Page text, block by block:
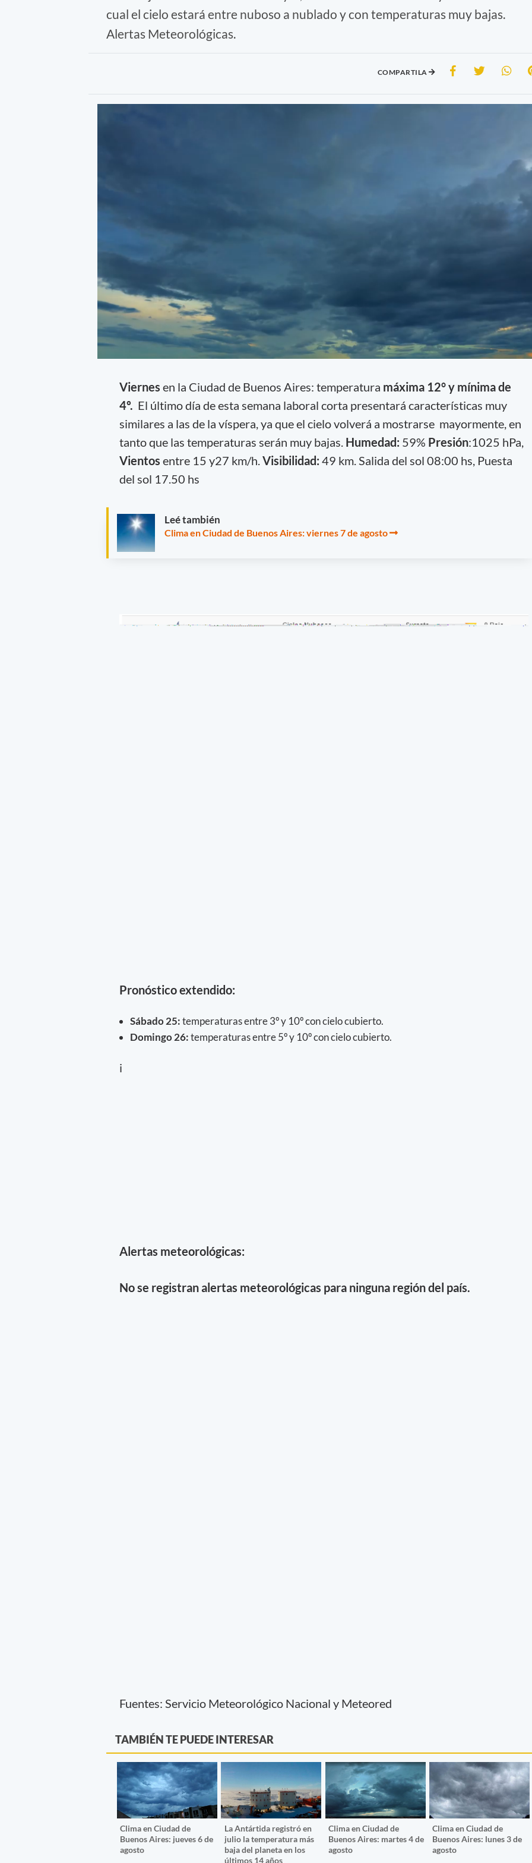
cual el cielo estará entre nuboso a nublado y con temperaturas muy bajas.
Alertas Meteorológicas.
COMPARTILA
Viernes en la Ciudad de Buenos Aires: temperatura máxima 12° y mínima de
4º. El último día de esta semana laboral corta presentará características muy
similares a las de la víspera, ya que el cielo volverá a mostrarse mayormente, en
tanto que las temperaturas serán muy bajas. Humedad: 59% Presión:1025 hPa,
Vientos entre 15 y27 km/h. Visibilidad: 49 km. Salida del sol 08:00 hs, Puesta
del sol 17.50 hs
Leé también
Clima en Ciudad de Buenos Aires: viernes 7 de agosto
Pronóstico extendido:
Sábado 25:temperaturas entre 3º y 10º con cielo cubierto.
Domingo 26:temperaturas entre 5º y 10º con cielo cubierto.
i
Alertas meteorológicas:
No se registran alertas meteorológicas para ninguna región del país.
Fuentes: Servicio Meteorológico Nacional y Meteored
TAMBIÉN TE PUEDE INTERESAR
Clima en Ciudad de
Buenos Aires: jueves 6 de
agosto
La Antártida registró en
julio la temperatura más
baja del planeta en los
últimos 14 años
Clima en Ciudad de
Buenos Aires: martes 4 de
agosto
Clima en Ciudad de
Buenos Aires: lunes 3 de
agosto